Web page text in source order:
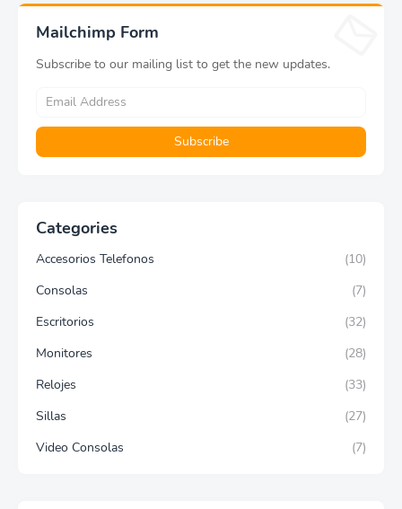
Mailchimp Form
Subscribe to our mailing list to get the new updates.
Categories
Accesorios Telefonos
(10)
Consolas
(7)
Escritorios
(32)
Monitores
(28)
Relojes
(33)
Sillas
(27)
Video Consolas
(7)